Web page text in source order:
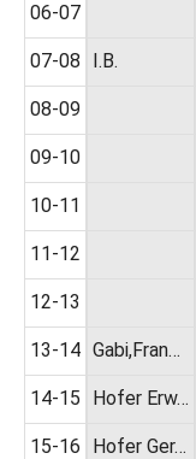
06-07
07-08
08-09
09-10
10-11
11-12
12-13
13-14
14-15
15-16
I.B.
Gabi,Fran…
Hofer Erw…
Hofer Ger…